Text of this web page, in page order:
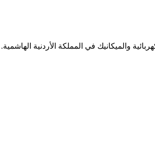
والميكانيك في المملكة الأردنية